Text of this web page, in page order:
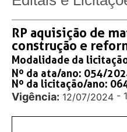
RP aquisição de
construção e
Modalidade da
Nº da ata/ano: 054/
Nº da licitação/ano:
Vigência: 12/07/2024 -